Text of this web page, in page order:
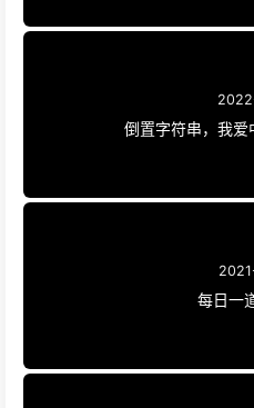
倒置字符串，我爱
每日一